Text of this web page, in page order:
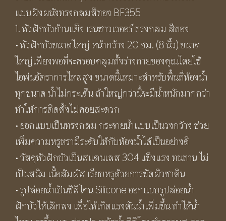
แบบฝังผนังทรงกลมสีทอง BF355
1. หัวฝักบัวก้านแข็ง เรนชาวเวออร์ ทรงกลม สีทอง
• หัวฝักบัวขนาดใหญ่ หน้ากว้าง 20 ซม. (8 นิ้ว) ขนาด
ใหญ่เพียงพอที่จะครอบคลุมทั้งร่างกายของคุณโดยใช้
ไอพ่นอัตราการไหลสูง ขนาดนี้เหมาะสำหรับพื้นที่ห้องน้ำ
ทุกขนาด น้ำไม่กระเด็น ถ้าใหญ่กว่านี้จะมีน้ำหนักมากกว่า
ทำให้การติดตั้งไม่ค่อยสะดวก
• ออกแบบเป็นทรงกลม กระจายน้ำแบบเป็นวงกว้าง ช่วย
เพิ่มความหรูหรามีระดับให้กับห้องน้ำได้เป็นอย่างดี
• วัสดุหัวฝักบัวเป็นสแตนเลส 304 แข็งแรง ทนทาน ไม่
เป็นสนิม เนื้อสัมผัส เรียบหรูด้วยการขัดผิวซาติน
• รูปล่อยน้ำเป็นซิลิโคน Silicone ออกแบบรูปล่อยน้ำ
ฝักบัวให้เล็กลง เพื่อให้เกิดแรงดันน้ำเพิ่มขึ้น ทำให้น้ำ